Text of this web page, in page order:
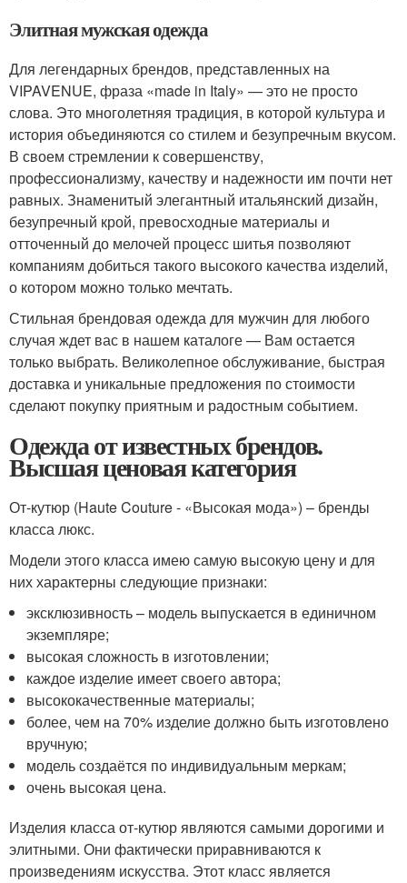
Элитная мужская одежда
Для легендарных брендов, представленных на
VIPAVENUE, фраза «made in Italy» — это не просто
слова. Это многолетняя традиция, в которой культура и
история объединяются со стилем и безупречным вкусом.
В своем стремлении к совершенству,
профессионализму, качеству и надежности им почти нет
равных. Знаменитый элегантный итальянский дизайн,
безупречный крой, превосходные материалы и
отточенный до мелочей процесс шитья позволяют
компаниям добиться такого высокого качества изделий,
о котором можно только мечтать.
Стильная брендовая одежда для мужчин для любого
случая ждет вас в нашем каталоге — Вам остается
только выбрать. Великолепное обслуживание, быстрая
доставка и уникальные предложения по стоимости
сделают покупку приятным и радостным событием.
Одежда от известных брендов.
Высшая ценовая категория
От-кутюр (Haute Couture - «Высокая мода») – бренды
класса люкс.
Модели этого класса имею самую высокую цену и для
них характерны следующие признаки:
эксклюзивность – модель выпускается в единичном
экземпляре;
высокая сложность в изготовлении;
каждое изделие имеет своего автора;
высококачественные материалы;
более, чем на 70% изделие должно быть изготовлено
вручную;
модель создаётся по индивидуальным меркам;
очень высокая цена.
Изделия класса от-кутюр являются самыми дорогими и
элитными. Они фактически приравниваются к
произведениям искусства. Этот класс является